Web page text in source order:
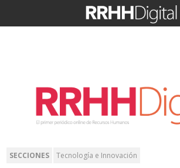
SECCIONES Tecnología e Innovación